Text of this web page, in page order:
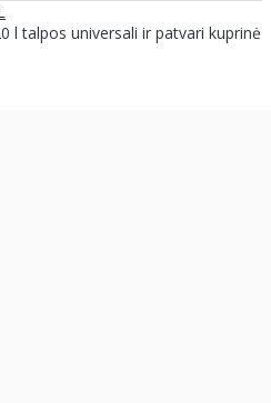
l talpos universali ir patvari kuprinė